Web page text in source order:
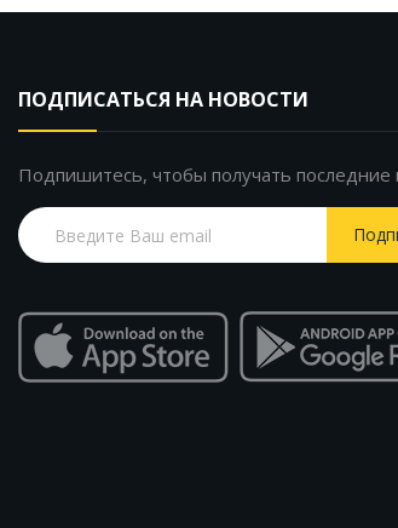
ПОДПИСАТЬСЯ НА НОВОСТИ
Подпишитесь, чтобы получать последние